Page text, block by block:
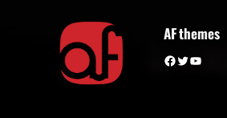
AF themes
Facebook Twitter YouTube